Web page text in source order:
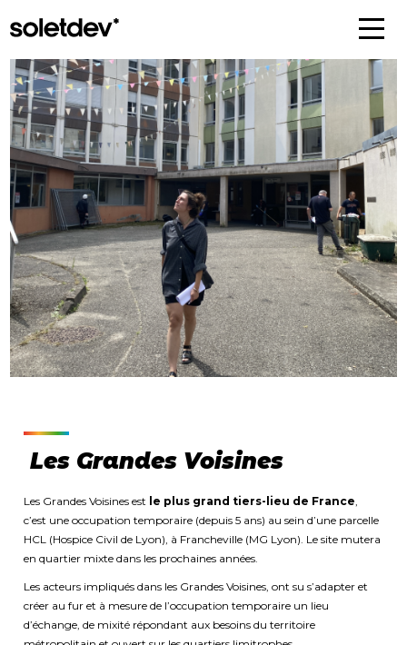
Les Grandes Voisines
Les Grandes Voisines est le plus grand tiers-lieu de France,
c’est une occupation temporaire (depuis 5 ans) au sein d’une parcelle
HCL (Hospice Civil de Lyon), à Francheville (MG Lyon). Le site mutera
en quartier mixte dans les prochaines années.
Les acteurs impliqués dans les Grandes Voisines, ont su s’adapter et
créer au fur et à mesure de l’occupation temporaire un lieu
d’échange, de mixité répondant aux besoins du territoire